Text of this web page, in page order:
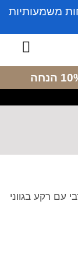
משמעותיות
עם רקע בגווני